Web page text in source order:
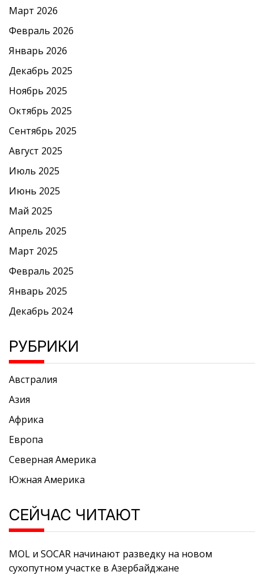
Март 2026
Февраль 2026
Январь 2026
Декабрь 2025
Ноябрь 2025
Октябрь 2025
Сентябрь 2025
Август 2025
Июль 2025
Июнь 2025
Май 2025
Апрель 2025
Март 2025
Февраль 2025
Январь 2025
Декабрь 2024
РУБРИКИ
Австралия
Азия
Африка
Европа
Северная Америка
Южная Америка
СЕЙЧАС ЧИТАЮТ
MOL и SOCAR начинают разведку на новом
сухопутном участке в Азербайджане